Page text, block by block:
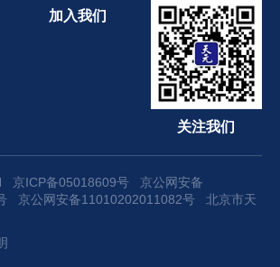
加入我们
关注我们
京ICP备05018609号
京公网安备
京公网安备11010202011082号 北京市天